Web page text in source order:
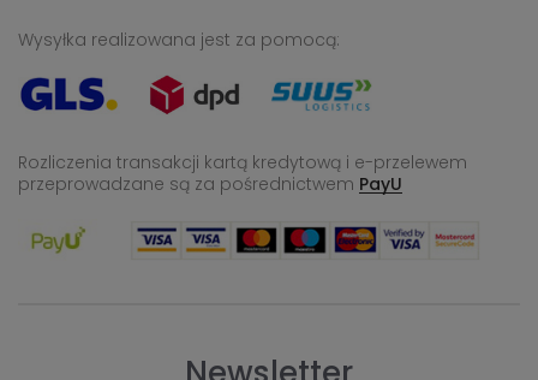
Wysyłka realizowana jest za pomocą:
Rozliczenia transakcji kartą kredytową i e-przelewem
przeprowadzane są za pośrednictwem PayU